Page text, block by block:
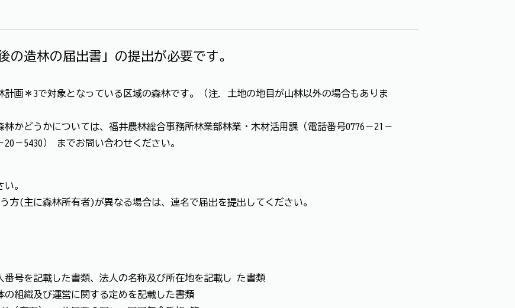
の造林の届出書」の提出が必要です。
計画＊3で対象となっている区域の森林です。（注．土地の地目が山林以外の場合もありま
かどうかについては、福井農林総合事務所林業部林業・木材活用課（電話番号0776－21－
20－5430） までお問い合わせください。
。
方(主に森林所有者)が異なる場合は、連名で届出を提出してください。
番号を記載した書類、法人の名称及び所在地を記載し た書類
の組織及び運営に関する定めを記載した書類